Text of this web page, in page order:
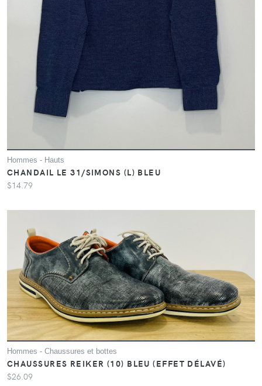
Hommes - Hauts
CHANDAIL LE 31/SIMONS (L) BLEU
$14.79
Hommes - Chaussures et bottes
CHAUSSURES REIKER (10) BLEU (EFFET DÉLAVÉ)
$26.09